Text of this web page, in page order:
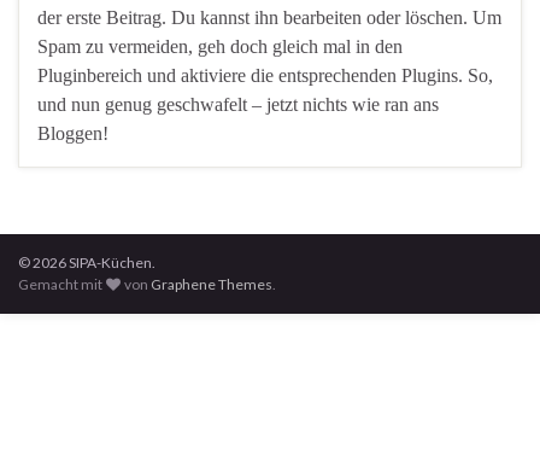
der erste Beitrag. Du kannst ihn bearbeiten oder löschen. Um
Spam zu vermeiden, geh doch gleich mal in den
Pluginbereich und aktiviere die entsprechenden Plugins. So,
und nun genug geschwafelt – jetzt nichts wie ran ans
Bloggen!
© 2026 SIPA-Küchen.
Gemacht mit
von Graphene Themes